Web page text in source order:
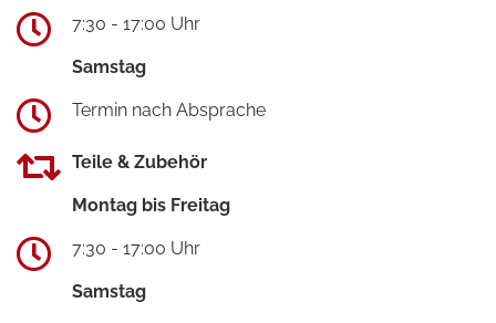
7:30 - 17:00 Uhr
Samstag
Termin nach Absprache
Teile & Zubehör
Montag bis Freitag
7:30 - 17:00 Uhr
Samstag